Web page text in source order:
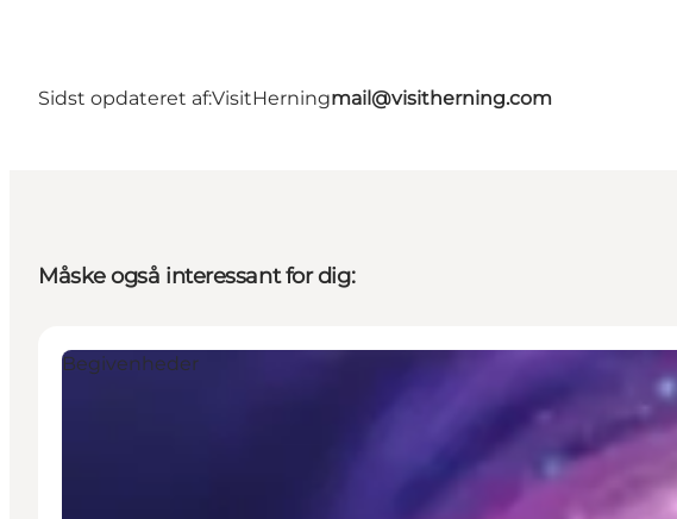
Sidst opdateret af:VisitHerningmail@visitherning.com
Måske også interessant for dig:
Begivenheder